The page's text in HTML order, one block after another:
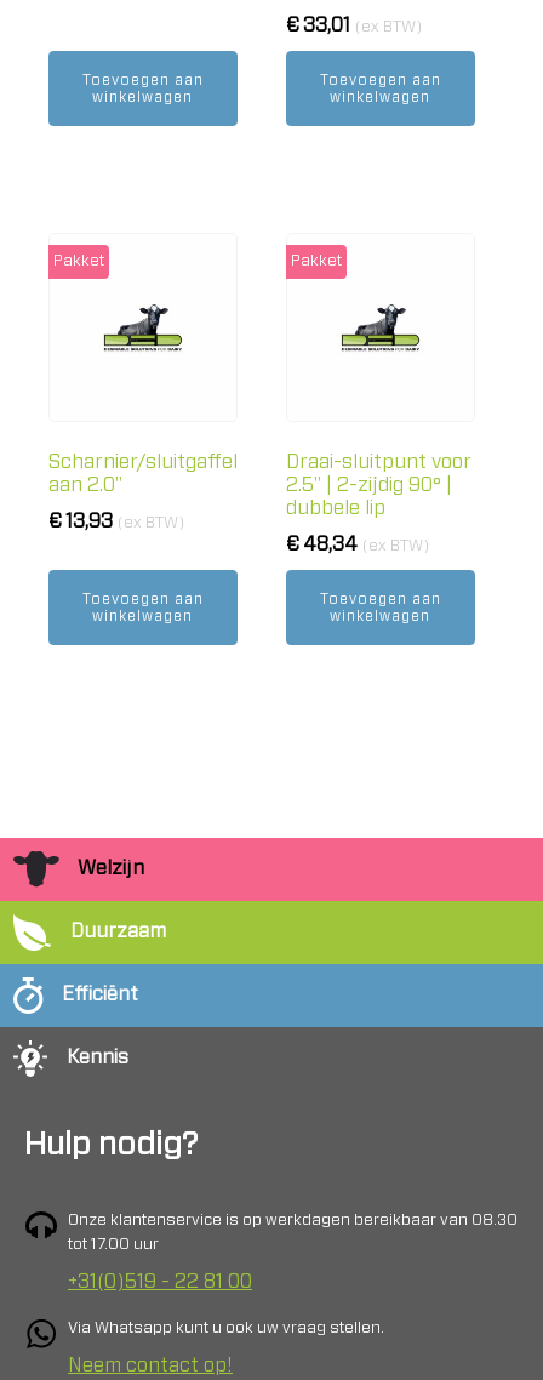
Toevoegen aan
winkelwagen
€33,01 (ex BTW)
Toevoegen aan
winkelwagen
Scharnier/sluitgaffel
aan 2.0"
Pakket
€13,93 (ex BTW)
Toevoegen aan
winkelwagen
Draai-sluitpunt voor
2.5" | 2-zijdig 90° |
dubbele lip
Pakket
€48,34 (ex BTW)
Toevoegen aan
winkelwagen
Welzijn
Duurzaam
Efficiënt
Kennis
Hulp nodig?
Onze klantenservice is op werkdagen bereikbaar van 08.30
tot 17.00 uur
+31(0)519 - 22 81 00
Via Whatsapp kunt u ook uw vraag stellen.
Neem contact op!